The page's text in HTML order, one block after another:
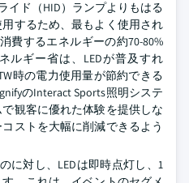
イド（HID）ランプよりもはる
するため、最もよく使用され
費するエネルギーの約70-80%
ルギー省は、LEDが普及すれ
時の電力使用量が節約できる
のInteract Sports照明システ
観客に優れた体験を提供しな
ストを大幅に削減できるよう
に対し、LEDは即時点灯し、1